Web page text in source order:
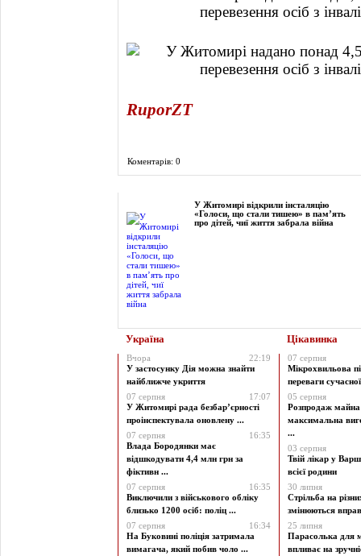
RuporZT
Коментарів: 0
У Житомирі відкрили інсталяцію
«Голоси, що стали тишею» в пам’ять
про дітей, чиї життя забрала війна
Україна Цікавинка
Вчора
22:19
У застосунку Дія можна знайти
найближче укриття
07 серпня
17:07
У Житомирі рада безбар’єрності
проінспектувала оновлену ...
07 серпня
16:35
Влада Бородянки має
відшкодувати 4,4 млн грн за
фіктивн ...
07 серпня
16:35
Виключили з військового обліку
близько 1200 осіб: поліц ...
07 серпня
16:34
На Буковині поліція затримала
вимагача, який побив чоло ...
07 серпня
Мікрохвильова
переваги
05 серпня
Розпродаж майна
максимальна
...
03 серпня
Твій лікар у
всієї родини
30 липня
Стрільба на
змінюються
25 липня
Парасолька для
впливає на